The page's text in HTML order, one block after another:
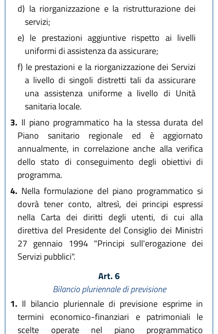
d) la riorganizzazione e la ristrutturazione dei
servizi;
e) le prestazioni aggiuntive rispetto ai livelli
uniformi di assistenza da assicurare;
f) le prestazioni e la riorganizzazione dei Servizi
a livello di singoli distretti tali da assicurare
una assistenza uniforme a livello di Unità
sanitaria locale.
3. Il piano programmatico ha la stessa durata del
Piano sanitario regionale ed è aggiornato
annualmente, in correlazione anche alla verifica
dello stato di conseguimento degli obiettivi di
programma.
4. Nella formulazione del piano programmatico si
dovrà tener conto, altresì, dei principi espressi
nella Carta dei diritti degli utenti, di cui alla
direttiva del Presidente del Consiglio dei Ministri
27 gennaio 1994 "Principi sull'erogazione dei
Servizi pubblici".
Art. 6
Bilancio pluriennale di previsione
1. Il bilancio pluriennale di previsione esprime in
termini economico-finanziari e patrimoniali le
scelte operate nel piano programmatico